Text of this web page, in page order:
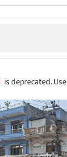
is deprecated. Use